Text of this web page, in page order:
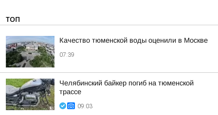
ТОП
Качество тюменской воды оценили в Москве
07:39
Челябинский байкер погиб на тюменской
трассе
09:03